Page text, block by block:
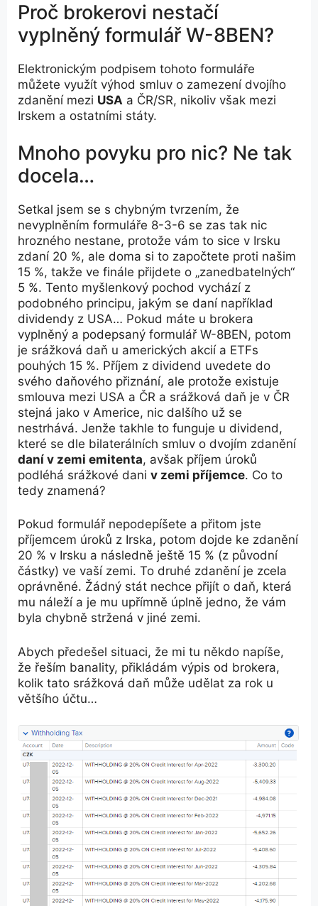
Proč brokerovi nestačí
vyplněný formulář W-8BEN?
Elektronickým podpisem tohoto formuláře
můžete využít výhod smluv o zamezení dvojího
zdanění mezi USA a ČR/SR, nikoliv však mezi
Irskem a ostatními státy.
Mnoho povyku pro nic? Ne tak
docela…
Setkal jsem se s chybným tvrzením, že
nevyplněním formuláře 8-3-6 se zas tak nic
hrozného nestane, protože vám to sice v Irsku
zdaní 20 %, ale doma si to započtete proti našim
15 %, takže ve finále přijdete o „zanedbatelných“
5 %. Tento myšlenkový pochod vychází z
podobného principu, jakým se daní například
dividendy z USA… Pokud máte u brokera
vyplněný a podepsaný formulář W-8BEN, potom
je srážková daň u amerických akcií a ETFs
pouhých 15 %. Příjem z dividend uvedete do
svého daňového přiznání, ale protože existuje
smlouva mezi USA a ČR a srážková daň je v ČR
stejná jako v Americe, nic dalšího už se
nestrhává. Jenže takhle to funguje u dividend,
které se dle bilaterálních smluv o dvojím zdanění
daní v zemi emitenta, avšak příjem úroků
podléhá srážkové dani v zemi příjemce. Co to
tedy znamená?
Pokud formulář nepodepíšete a přitom jste
příjemcem úroků z Irska, potom dojde ke zdanění
20 % v Irsku a následně ještě 15 % (z původní
částky) ve vaší zemi. To druhé zdanění je zcela
oprávněné. Žádný stát nechce přijít o daň, která
mu náleží a je mu upřímně úplně jedno, že vám
byla chybně stržená v jiné zemi.
Abych předešel situaci, že mi tu někdo napíše,
že řeším banality, přikládám výpis od brokera,
kolik tato srážková daň může udělat za rok u
většího účtu…